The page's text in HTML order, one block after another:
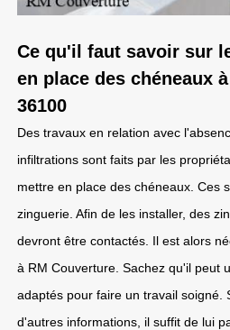
Ce qu'il faut savoir sur
en place des chéneaux
36100
Des travaux en relation avec
infiltrations sont faits par les
mettre en place des chéneaux. Ces
zinguerie. Afin de les installer, des
devront être contactés. Il est alors
à RM Couverture. Sachez qu'il peut
adaptés pour faire un travail soigné.
d'autres informations, il suffit de lui